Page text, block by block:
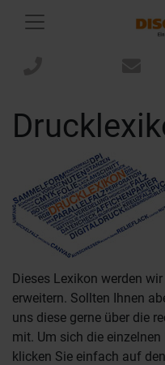
Dieses Lexikon werden
erweitern. Sollten Ihnen
uns diese gerne über die
mit. Um sich die
klicken Sie einfach auf